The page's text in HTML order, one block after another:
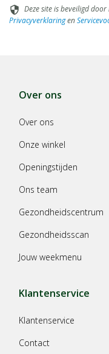
security Deze site is beveiligd door
Privacyverklaringen
Over ons
Over ons
Onze winkel
Openingstijden
Ons team
Gezondheidscentrum
Gezondheidsscan
Jouw weekmenu
Klantenservice
Klantenservice
Contact